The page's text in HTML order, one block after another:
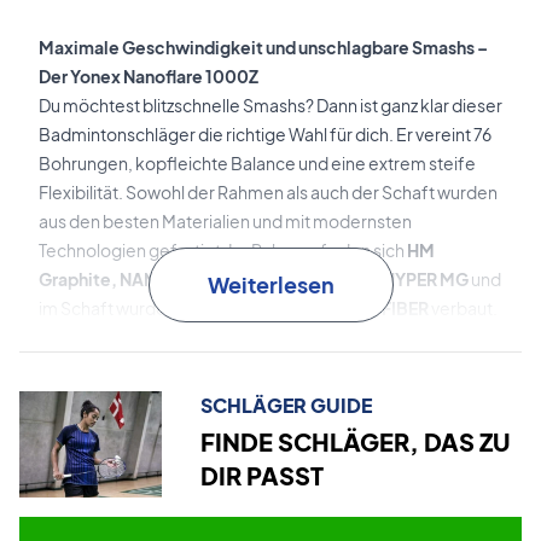
Maximale Geschwindigkeit und unschlagbare Smashs –
Der Yonex Nanoflare 1000Z
Du möchtest blitzschnelle Smashs? Dann ist ganz klar dieser
Badmintonschläger die richtige Wahl für dich. Er vereint 76
Bohrungen, kopfleichte Balance und eine extrem steife
Flexibilität. Sowohl der Rahmen als auch der Schaft wurden
aus den besten Materialien und mit modernsten
Technologien gefertigt. Im Rahmen finden sich HM
Graphite, NANOMETRIC DR, M40Xund EX-HYPER MGund
im Schaft wurden
Ultra PE FIBER
lange Kontaktzeit mit hoher Repulsivität verbindet. Es
wurde ursprünglich von Toray Industries, Inc. für die
nächste Generation der Raumfahrt entwickelt – und ist jetzt
in diesem Schläger verbaut!
Weiterlesen
SCHLÄGER GUIDE
FINDE SCHLÄGER, DAS ZU
DIR PASST